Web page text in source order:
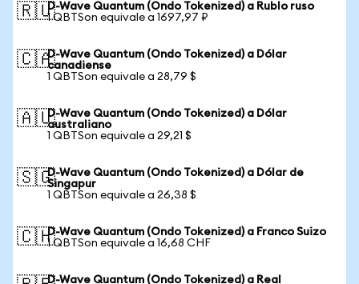
🇷🇺D-Wave Quantum (Ondo Tokenized) a Rublo ruso
1 QBTSon equivale a 1697,97 ₽
🇨🇦D-Wave Quantum (Ondo Tokenized) a Dólar
canadiense
1 QBTSon equivale a 28,79 $
🇦🇺D-Wave Quantum (Ondo Tokenized) a Dólar
australiano
1 QBTSon equivale a 29,21 $
🇸🇬D-Wave Quantum (Ondo Tokenized) a Dólar de
Singapur
1 QBTSon equivale a 26,38 $
🇨🇭D-Wave Quantum (Ondo Tokenized) a Franco Suizo
1 QBTSon equivale a 16,68 CHF
D-Wave Quantum (Ondo Tokenized) a Real